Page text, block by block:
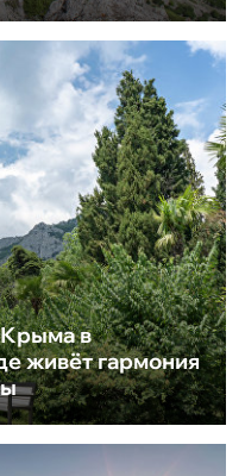
Крыма в
живёт гармония